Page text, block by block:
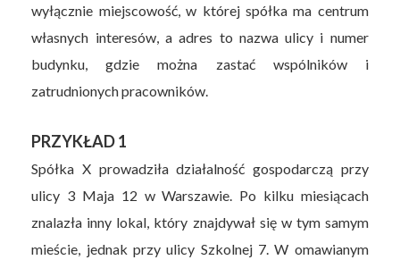
wyłącznie miejscowość, w której spółka ma centrum
własnych interesów, a adres to nazwa ulicy i numer
budynku, gdzie można zastać wspólników i
zatrudnionych pracowników.
PRZYKŁAD 1
Spółka X prowadziła działalność gospodarczą przy
ulicy 3 Maja 12 w Warszawie. Po kilku miesiącach
znalazła inny lokal, który znajdywał się w tym samym
mieście, jednak przy ulicy Szkolnej 7. W omawianym